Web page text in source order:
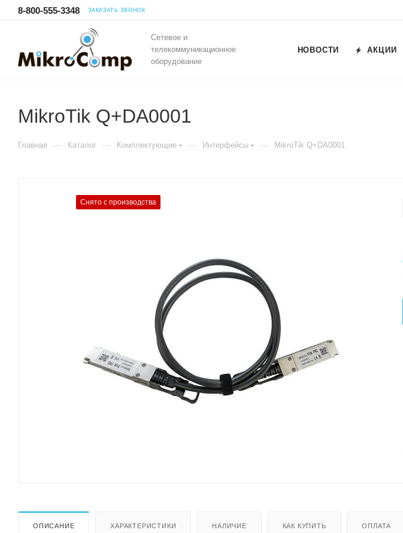
8-800-555-3348 ЗАКАЗАТЬ ЗВОНОК
Сетевое и
телекоммуникационное
оборудование
НОВОСТИ АКЦИИ
MikroTik Q+DA0001
Главная — Каталог — Комплектующие — Интерфейсы — MikroTik Q+DA0001
Снято с производства
ОПИСАНИЕ ХАРАКТЕРИСТИКИ НАЛИЧИЕ КАК КУПИТЬ ОПЛАТА